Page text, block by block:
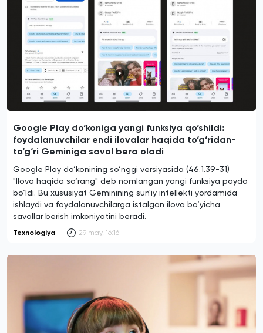
Google Play do‘koniga yangi funksiya qo‘shildi:
foydalanuvchilar endi ilovalar haqida to‘g‘ridan-
to‘g‘ri Geminiga savol bera oladi
Google Play do‘konining so‘nggi versiyasida (46.1.39-31)
"Ilova haqida so‘rang" deb nomlangan yangi funksiya paydo
bo‘ldi. Bu xususiyat Geminining sun'iy intellekti yordamida
ishlaydi va foydalanuvchilarga istalgan ilova bo‘yicha
savollar berish imkoniyatini beradi.
Texnologiya 29 may, 16:16